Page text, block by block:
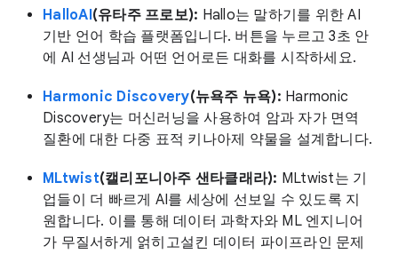
HalloAI(유타주 프로보): Hallo는 말하기를 위한 AI
기반 언어 학습 플랫폼입니다. 버튼을 누르고 3초 안
에 AI 선생님과 어떤 언어로든 대화를 시작하세요.
Harmonic Discovery(뉴욕주 뉴욕): Harmonic
Discovery는 머신러닝을 사용하여 암과 자가 면역
질환에 대한 다중 표적 키나아제 약물을 설계합니다.
MLtwist(캘리포니아주 샌타클래라): MLtwist는 기
업들이 더 빠르게 AI를 세상에 선보일 수 있도록 지
원합니다. 이를 통해 데이터 과학자와 ML 엔지니어
가 무질서하게 얽히고설킨 데이터 파이프라인 문제